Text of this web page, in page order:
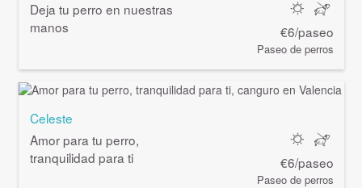
Deja tu perro en nuestras
manos
€6/paseo
Paseo de perros
Celeste
Amor para tu perro,
tranquilidad para ti
€6/paseo
Paseo de perros